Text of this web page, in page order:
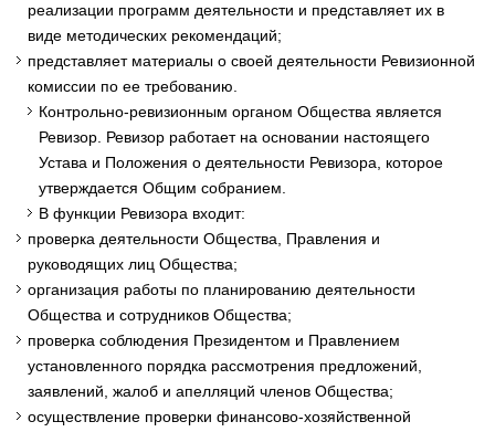
реализации программ деятельности и представляет их в
виде методических рекомендаций;
представляет материалы о своей деятельности Ревизионной
комиссии по ее требованию.
Контрольно-ревизионным органом Общества является
Ревизор. Ревизор работает на основании настоящего
Устава и Положения о деятельности Ревизора, которое
утверждается Общим собранием.
В функции Ревизора входит:
проверка деятельности Общества, Правления и
руководящих лиц Общества;
организация работы по планированию деятельности
Общества и сотрудников Общества;
проверка соблюдения Президентом и Правлением
установленного порядка рассмотрения предложений,
заявлений, жалоб и апелляций членов Общества;
осуществление проверки финансово-хозяйственной